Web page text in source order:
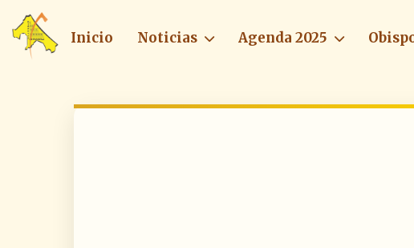
Inicio Noticias Agenda 2025